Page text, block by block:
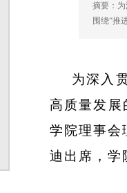
摘要：
围绕“推
为深入
高质量发展
学院理事会
迪出席，学